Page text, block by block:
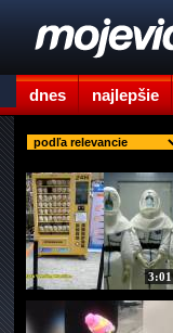
dnes najlepšie
3:01